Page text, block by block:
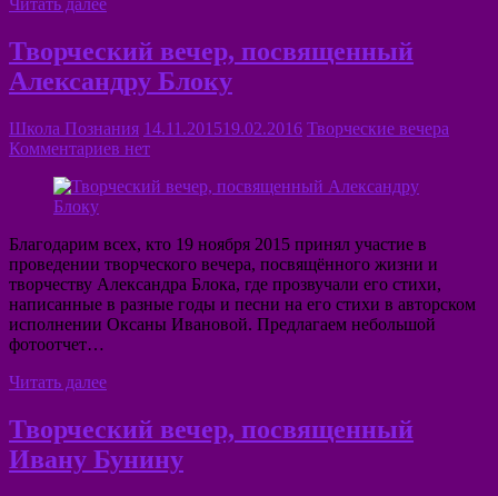
Читать далее
Творческий вечер, посвященный
Александру Блоку
Школа Познания 14.11.201519.02.2016 Творческие вечера
Комментариев нет
Благодарим всех, кто 19 ноября 2015 принял участие в
проведении творческого вечера, посвящённого жизни и
творчеству Александра Блока, где прозвучали его стихи,
написанные в разные годы и песни на его стихи в авторском
исполнении Оксаны Ивановой. Предлагаем небольшой
фотоотчет…
Читать далее
Творческий вечер, посвященный
Ивану Бунину